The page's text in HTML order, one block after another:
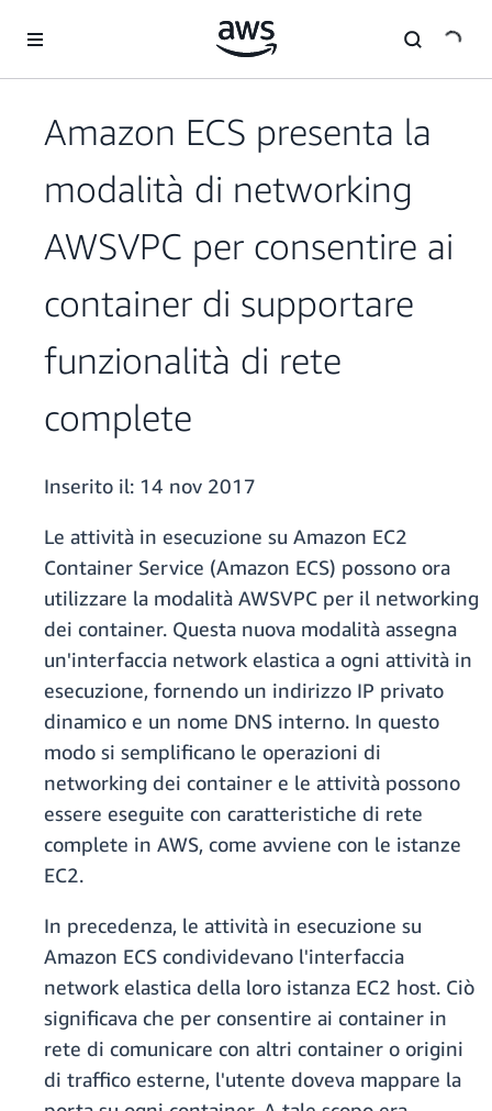
Amazon ECS presenta la
modalità di networking
AWSVPC per consentire ai
container di supportare
funzionalità di rete
complete
Inserito il: 14 nov 2017
Le attività in esecuzione su Amazon EC2
Container Service (Amazon ECS) possono ora
utilizzare la modalità AWSVPC per il networking
dei container. Questa nuova modalità assegna
un'interfaccia network elastica a ogni attività in
esecuzione, fornendo un indirizzo IP privato
dinamico e un nome DNS interno. In questo
modo si semplificano le operazioni di
networking dei container e le attività possono
essere eseguite con caratteristiche di rete
complete in AWS, come avviene con le istanze
EC2.
In precedenza, le attività in esecuzione su
Amazon ECS condividevano l'interfaccia
network elastica della loro istanza EC2 host. Ciò
significava che per consentire ai container in
rete di comunicare con altri container o origini
di traffico esterne, l'utente doveva mappare la